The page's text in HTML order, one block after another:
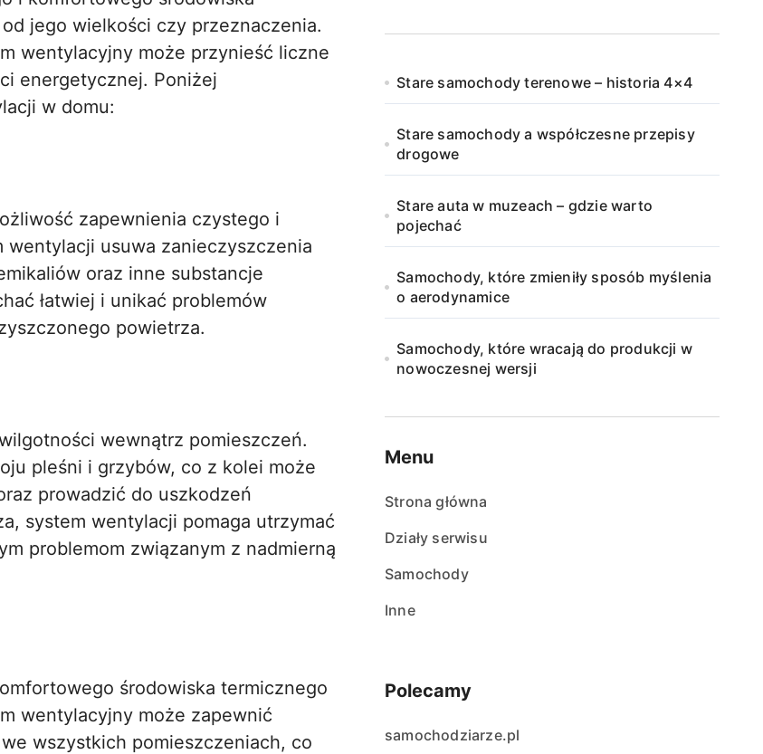
jego wielkości czy przeznaczenia.
wentylacyjny może przynieść liczne
energetycznej. Poniżej
w domu:
zapewnienia czystego i
usuwa zanieczyszczenia
oraz inne substancje
łatwiej i unikać problemów
powietrza.
wewnątrz pomieszczeń.
pleśni i grzybów, co z kolei może
prowadzić do uszkodzeń
system wentylacji pomaga utrzymać
problemom związanym z nadmierną
środowiska termicznego
wentylacyjny może zapewnić
wszystkich pomieszczeniach, co
Stare samochody terenowe – historia 4×4
Stare samochody a współczesne przepisy
drogowe
Stare auta w muzeach – gdzie warto
pojechać
Samochody, które zmieniły sposób myślenia
o aerodynamice
Samochody, które wracają do produkcji w
nowoczesnej wersji
Menu
Strona główna
Działy serwisu
Samochody
Inne
Polecamy
samochodziarze.pl